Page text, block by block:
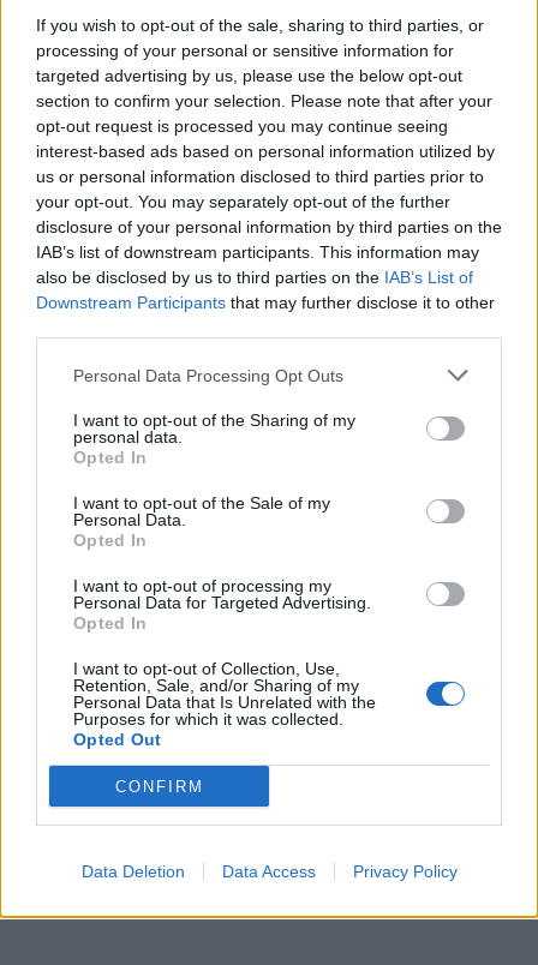
If you wish to opt-out of the sale, sharing to third parties, or
processing of your personal or sensitive information for
targeted advertising by us, please use the below opt-out
section to confirm your selection. Please note that after your
opt-out request is processed you may continue seeing
interest-based ads based on personal information utilized by
us or personal information disclosed to third parties prior to
your opt-out. You may separately opt-out of the further
disclosure of your personal information by third parties on the
IAB’s list of downstream participants. This information may
also be disclosed by us to third parties on the IAB’s List of
Downstream Participants that may further disclose it to other
Personal Data Processing Opt Outs
I want to opt-out of the Sharing of my
personal data.
Opted In
I want to opt-out of the Sale of my
Personal Data.
Opted In
I want to opt-out of processing my
Personal Data for Targeted Advertising.
Opted In
I want to opt-out of Collection, Use,
Retention, Sale, and/or Sharing of my
Personal Data that Is Unrelated with the
Purposes for which it was collected.
Opted Out
CONFIRM
Data Deletion Data Access Privacy Policy
προτάσεις να επιστρέψει στο θέατρο
Σχετικά με τις προτάσεις που έχει δεχθεί να
επιστρέψει στο θέατρο, ο δικηγόρος
αποκάλυψε «έχουν γίνει προτάσεις από
θεατρικούς παραγωγούς πολύ μεγάλους και
από ιδιοκτήτες θεάτρων. Τον θέλουνε πολύ.
Μόνη προϋπόθεση να αθωωθεί στο εφετείο. Ο
ίδιος σε αυτή την φάση δεν το σκέφτεται. Μου
λέει “Ρε Μιχάλη πως θα κοιτάξω συναδέλφους
μου που πορευτήκαμε σε όλη την ζωή, ήταν
σπίτι μου και ενώ γινόταν το δικαστήριο
προσκαλούσε μάρτυρες σε βάρος μου”».